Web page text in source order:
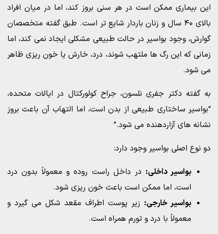
این بیماری ممکن است در هر سنی بروز کند، اما در میان افراد
بالای ۴۰ سال و زنان باردار شایع تر است. طبق گفته متخصصان
گوارش، وجود بواسیر در حالت طبیعی مشکلی ایجاد نمی کند، اما
زمانی که این رگ ها ملتهب شوند، درد، خارش یا خون ریزی ظاهر
می شود.
به گفته دکتر جفری نلسون، جراح کولورکتال در ایالات متحده،
“بواسیر ساختاری طبیعی از بدن است، اما التهاب آن باعث بروز
نشانه های آزاردهنده می شود.”
دو نوع اصلی بواسیر وجود دارد:
بواسیر داخلی: در داخل راست روده و معمولاً بدون درد
است، اما ممکن است باعث خون ریزی شود.
بواسیر خارجی: زیر پوست اطراف مقعد شکل می گیرد و
معمولاً با درد و تورم همراه است.